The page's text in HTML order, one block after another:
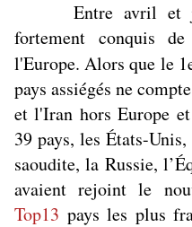
Entre avril et
fortement conquis
l'Europe. Alors que le
pays assiégés ne
et l'Iran hors Europe
39 pays, les États-
saoudite, la Russie,
avaient rejoint le
Top13 pays les plus